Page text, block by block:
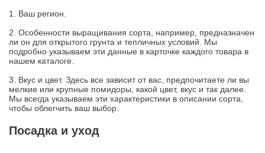
1. Ваш регион.
2. Особенности выращивания сорта, например, предназначен
ли он для открытого грунта и тепличных условий. Мы
подробно указываем эти данные в карточке каждого товара в
нашем каталоге.
3. Вкус и цвет. Здесь все зависит от вас, предпочитаете ли вы
мелкие или крупные помидоры, какой цвет, вкус и так далее.
Мы всегда указываем эти характеристики в описании сорта,
чтобы облегчить ваш выбор.
Посадка и уход